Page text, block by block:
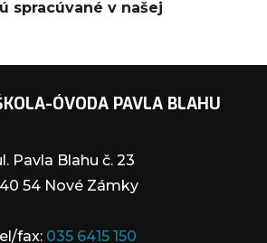
spracúvané v našej
ÓVODA PAVLA BLAHU
Pavla Blahu č. 23
54 Nové Zámky
fax: 035 6415 150